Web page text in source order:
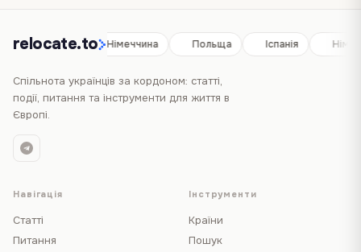
relocate.to
Іспанія Німеччина Польща Іспанія
Спільнота українців за кордоном: статті,
події, питання та інструменти для життя в
Європі.
Навігація
Статті
Питання
Інструменти
Країни
Пошук